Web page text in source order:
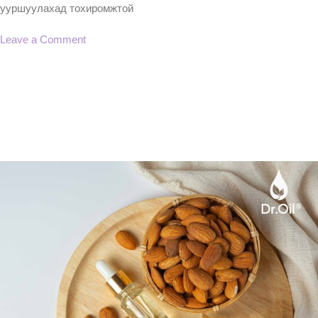
ууршуулахад тохиромжтой
Leave a Commenton